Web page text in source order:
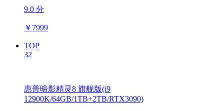
9.0 分
￥ 7999
TOP
32
惠普暗影精灵8 旗舰版(i9
12900K/64GB/1TB+2TB/RTX3090)